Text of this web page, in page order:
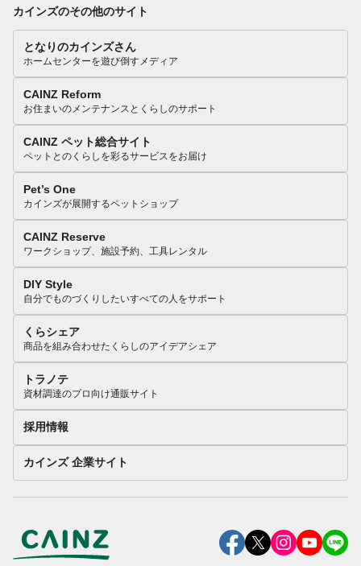
カインズのその他のサイト
となりのカインズさん
ホームセンターを遊び倒すメディア
CAINZ Reform
お住まいのメンテナンスとくらしのサポート
CAINZ ペット総合サイト
ペットとのくらしを彩るサービスをお届け
Pet’s One
カインズが展開するペットショップ
CAINZ Reserve
ワークショップ、施設予約、工具レンタル
DIY Style
自分でものづくりしたいすべての人をサポート
くらシェア
商品を組み合わせたくらしのアイデアシェア
トラノテ
資材調達のプロ向け通販サイト
採用情報
カインズ 企業サイト